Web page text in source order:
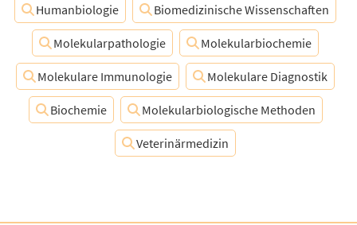
Humanbiologie Biomedizinische Wissenschaften
Molekularpathologie Molekularbiochemie
Molekulare Immunologie Molekulare Diagnostik
Biochemie Molekularbiologische Methoden
Veterinärmedizin